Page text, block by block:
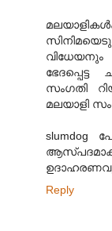
സംഗതി
മലയാളി
slumdog
Reply